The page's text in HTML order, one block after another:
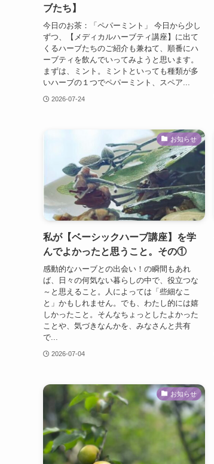
ブたち】
今日のお茶：「ペパーミント」 今日から少し
ずつ、【メディカルハーブティ講座】に出て
くるハーブたちのご紹介も兼ねて、順番にハ
ーブティを飲んでいってみようと思います。
まずは、ミント。ミントといっても種類が多
いハーブの１つでペパーミント、スペア...
2026-07-24
お知らせ
私が【ベーシックハーブ講座】を学
んでよかったと思うこと。その①
感動的なハーブとの出会い！の瞬間もあれ
ば、日々の何気ない暮らしの中で、役立つな
～と思えること。人によっては「些細なこ
と」かもしれません。でも、わたし的には嬉
しかったこと。そんなちょっとしたよかった
ことや、気づきなんかを、みなさんと共有
で...
2026-07-04
お知らせ